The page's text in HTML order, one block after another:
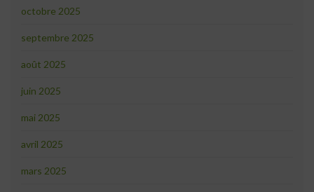
octobre 2025
septembre 2025
août 2025
juin 2025
mai 2025
avril 2025
mars 2025